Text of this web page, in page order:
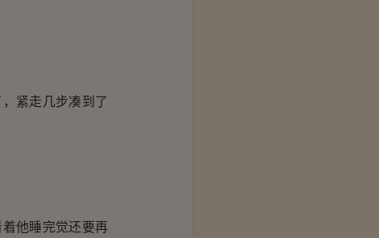
紧走几步凑到了
他睡完觉还要再